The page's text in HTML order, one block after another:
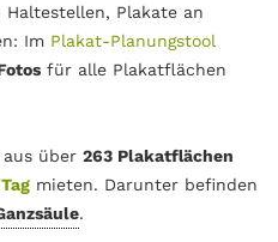
Haltestellen, Plakate an
Im Plakat-Planungstool
für alle Plakatflächen
über 263 Plakatflächen
mieten. Darunter befinden
.